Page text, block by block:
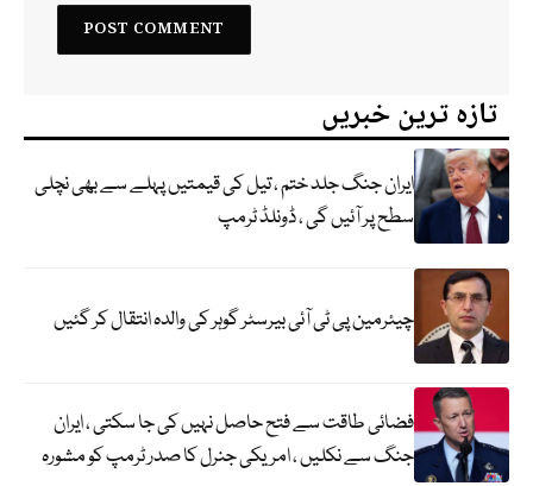
تازہ ترین خبریں
ایران جنگ جلد ختم ، تیل کی قیمتیں پہلے سے بھی نچلی
سطح پر آئیں گی ، ڈونلڈ ٹرمپ
چیئرمین پی ٹی آئی بیرسٹر گوہر کی والدہ انتقال کر گئیں
فضائی طاقت سے فتح حاصل نہیں کی جا سکتی ، ایران
جنگ سے نکلیں ، امریکی جنرل کا صدر ٹرمپ کو مشورہ